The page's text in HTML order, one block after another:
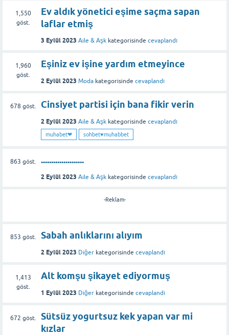
1,550
göst.
Ev aldık yönetici eşime saçma sapan
laflar etmiş
3 Eylül 2023 Aile & Aşk kategorisinde cevaplandı
1,960
göst.
Eşiniz ev işine yardım etmeyince
2 Eylül 2023 Moda kategorisinde cevaplandı
678 göst. Cinsiyet partisi için bana fikir verin
2 Eylül 2023 Aile & Aşk kategorisinde cevaplandı
muhabet❤ sohbet♥️muhabbet
863 göst. .....................
2 Eylül 2023 Aile & Aşk kategorisinde cevaplandı
-Reklam-
853 göst. Sabah anlıklarını alıyım
2 Eylül 2023 Diğer kategorisinde cevaplandı
1,413
göst.
Alt komşu şikayet ediyormuş
1 Eylül 2023 Diğer kategorisinde cevaplandı
672 göst.
Sütsüz yogurtsuz kek yapan var mi
kızlar